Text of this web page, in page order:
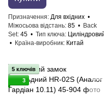
Призначення Для вхідних
Міжосьова відстань 85
Back
Set 45 Тип ключа
Країна-виробник Китай
5 ключів
3